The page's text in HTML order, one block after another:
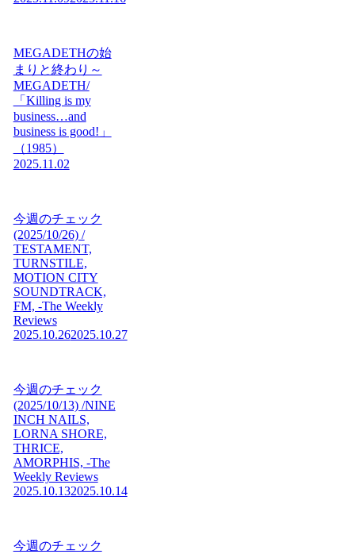
MEGADETHの始
まりと終わり～
MEGADETH/
「Killing is my
business…and
business is good!」
（1985）
2025.11.02
今週のチェック
(2025/10/26) /
TESTAMENT,
TURNSTILE,
MOTION CITY
SOUNDTRACK,
FM, -The Weekly
Reviews
2025.10.262025.10.27
今週のチェック
(2025/10/13) /NINE
INCH NAILS,
LORNA SHORE,
THRICE,
AMORPHIS, -The
Weekly Reviews
2025.10.132025.10.14
今週のチェック